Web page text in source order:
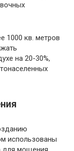
1000 кв. метров
на 20-30%,
использованы